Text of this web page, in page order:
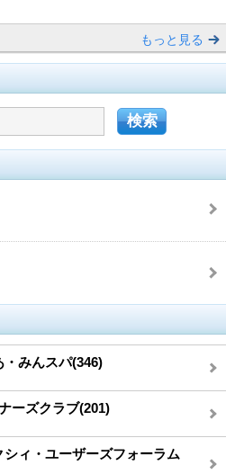
もっと見る
みんスパ(346)
ーズクラブ(201)
ィ・ユーザーズフォーラム